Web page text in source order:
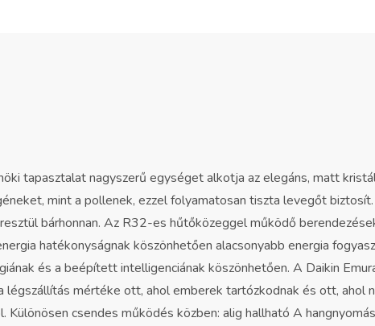
tapasztalat nagyszerű egységet alkotja az elegáns, matt
mint a pollenek, ezzel folyamatosan tiszta levegőt biztosít.
bárhonnan. Az R32-es hűtőközeggel működő
hatékonyságnak köszönhetően alacsonyabb energia
és a beépített intelligenciának köszönhetően. A Daikin
légszállítás mértéke ott, ahol emberek tartózkodnak és ott, ahol
csendes működés közben: alig hallható A